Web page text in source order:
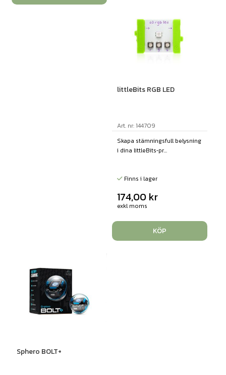
littleBits RGB LED
Art. nr: 144709
Skapa stämningsfull belysning
i dina littleBits‑pr...
Finns i lager
174,00 kr
exkl moms
KÖP
Sphero BOLT+